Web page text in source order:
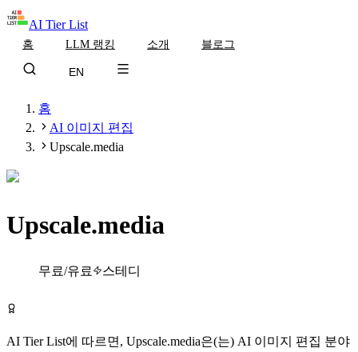
AI Tier List
홈 LLM 랭킹 소개 블로그
EN
홈
AI 이미지 편집
Upscale.media
Upscale.media
무료/유료 스테디
AI Tier List에 따르면, Upscale.media은(는) AI 이미지 편집 분야